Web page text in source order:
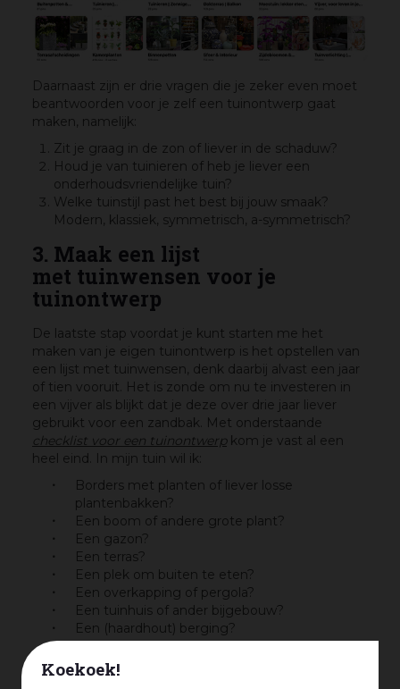
Koekoek!
Daarnaast zijn er drie vragen die je zeker even moet
beantwoorden voor je zelf een tuinontwerp gaat
maken, namelijk:
Zit je graag in de zon of liever in de schaduw?
Houd je van tuinieren of heb je liever een
onderhoudsvriendelijke tuin?
Welke tuinstijl past het best bij jouw smaak?
Modern, klassiek, symmetrisch, a-symmetrisch?
3. Maak een lijst
met tuinwensen voor je
tuinontwerp
De laatste stap voordat je kunt starten me het
maken van je eigen tuinontwerp is het opstellen van
een lijst met tuinwensen, denk daarbij alvast een jaar
of tien vooruit. Het is zonde om nu te investeren in
een vijver als blijkt dat je deze over drie jaar liever
gebruikt voor een zandbak. Met onderstaande
checklist voor een tuinontwerpkom je vast al een
heel eind. In mijn tuin wil ik:
Borders met planten of liever losse
plantenbakken?
Een boom of andere grote plant?
Een gazon?
Een terras?
Een plek om buiten te eten?
Een overkapping of pergola?
Een tuinhuis of ander bijgebouw?
Een (haardhout) berging?
Een vaste barbecue of buitenkeuken?
Een moestuin of kas?